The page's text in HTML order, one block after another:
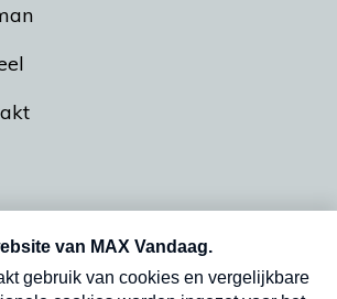
abonnement op onze
vrijdag- en dinsdagochtend in